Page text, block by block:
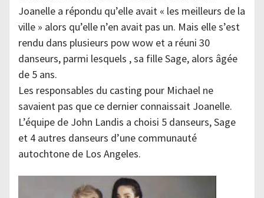
Joanelle a répondu qu’elle avait « les meilleurs de la
ville » alors qu’elle n’en avait pas un. Mais elle s’est
rendu dans plusieurs pow wow et a réuni 30
danseurs, parmi lesquels , sa fille Sage, alors âgée
de 5 ans.
Les responsables du casting pour Michael ne
savaient pas que ce dernier connaissait Joanelle.
L’équipe de John Landis a choisi 5 danseurs, Sage
et 4 autres danseurs d’une communauté
autochtone de Los Angeles.